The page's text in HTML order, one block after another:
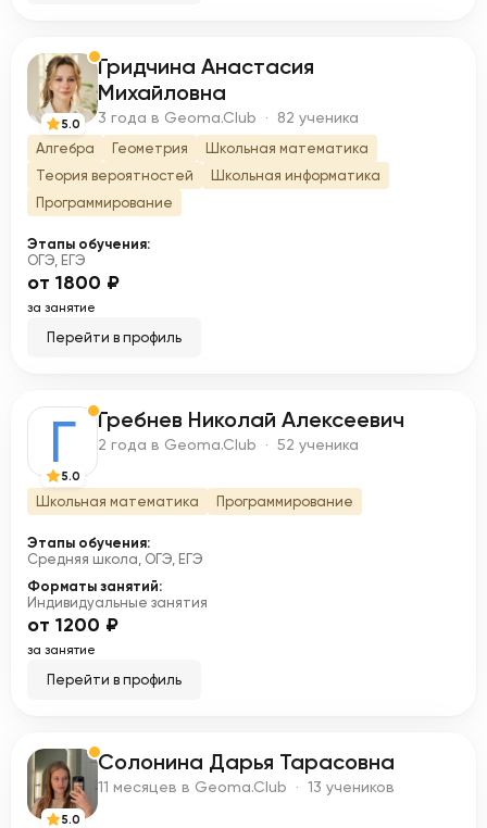
Г
5.0
Гридчина Анастасия
Михайловна
3 года в Geoma.Club · 82 ученика
Алгебра Геометрия
Школьная математика
Теория вероятностей
Школьная информатика
Программирование
Этапы обучения:
ОГЭ, ЕГЭ
от 1800 ₽
за занятие
Перейти в профиль
Г
5.0
Гребнев Николай Алексеевич
2 года в Geoma.Club · 52 ученика
Школьная математика Программирование
Этапы обучения:
Средняя школа, ОГЭ, ЕГЭ
Форматы занятий:
Индивидуальные занятия
от 1200 ₽
за занятие
Перейти в профиль
С
5.0
Солонина Дарья Тарасовна
11 месяцев в Geoma.Club · 13 учеников